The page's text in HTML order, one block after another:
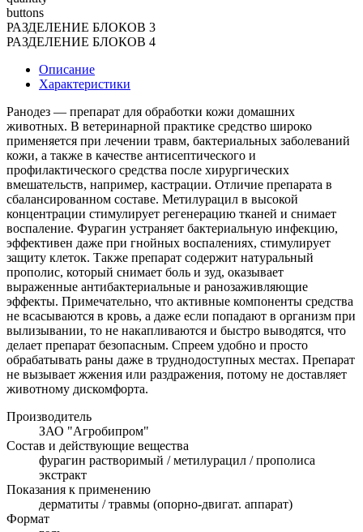
buttons
РАЗДЕЛЕНИЕ БЛОКОВ 3
РАЗДЕЛЕНИЕ БЛОКОВ 4
Описание
Характеристики
Ранодез — препарат для обработки кожи домашних
животных. В ветеринарной практике средство широко
применяется при лечении травм, бактериальных заболеваний
кожи, а также в качестве антисептического и
профилактического средства после хирургических
вмешательств, например, кастрации. Отличие препарата в
сбалансированном составе. Метилурацил в высокой
концентрации стимулирует регенерацию тканей и снимает
воспаление. Фурагин устраняет бактериальную инфекцию,
эффективен даже при гнойных воспалениях, стимулирует
защиту клеток. Также препарат содержит натуральный
прополис, который снимает боль и зуд, оказывает
выраженные антибактериальные и ранозаживляющие
эффекты. Примечательно, что активные компоненты средства
не всасываются в кровь, а даже если попадают в организм при
вылизывании, то не накапливаются и быстро выводятся, что
делает препарат безопасным. Спреем удобно и просто
обрабатывать раны даже в труднодоступных местах. Препарат
не вызывает жжения или раздражения, потому не доставляет
животному дискомфорта.
Производитель
ЗАО "Агробипром"
Состав и действующие вещества
фурагин растворимый / метилурацил / прополиса
экстракт
Показания к применению
дерматиты / травмы (опорно-двигат. аппарат)
Формат